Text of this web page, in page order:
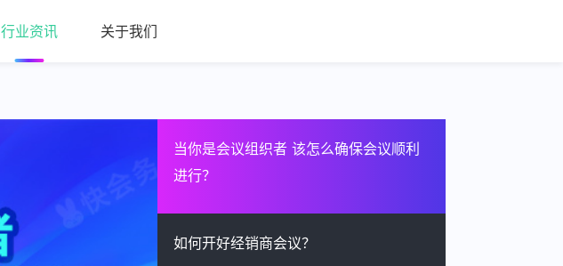
行业资讯 关于我们
当你是会议组织者 该怎么确保会议顺利
进行？
如何开好经销商会议？